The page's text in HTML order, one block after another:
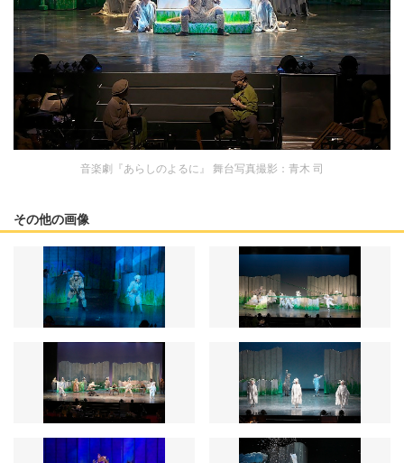
音楽劇『あらしのよるに』 舞台写真撮影：青木 司
その他の画像